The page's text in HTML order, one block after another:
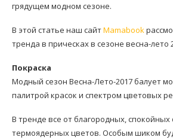
грядущем модном сезоне.
В этой статье наш сайтMamabook
тренда в прическах в сезоне весна-лето
Покраска
Модный сезон Весна-Лето-2017 балует
палитрой красок и спектром цветовых
В тренде все от благородных, спокойных
термоядерных цветов. Особым шиком